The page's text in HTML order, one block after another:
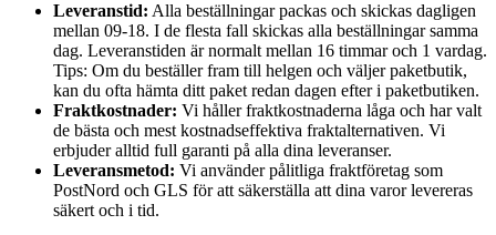
Leveranstid: Alla beställningar packas och skickas dagligen
mellan 09-18. I de flesta fall skickas alla beställningar samma
dag. Leveranstiden är normalt mellan 16 timmar och 1 vardag.
Tips: Om du beställer fram till helgen och väljer paketbutik,
kan du ofta hämta ditt paket redan dagen efter i paketbutiken.
Fraktkostnader: Vi håller fraktkostnaderna låga och har valt
de bästa och mest kostnadseffektiva fraktalternativen. Vi
erbjuder alltid full garanti på alla dina leveranser.
Leveransmetod: Vi använder pålitliga fraktföretag som
PostNord och GLS för att säkerställa att dina varor levereras
säkert och i tid.